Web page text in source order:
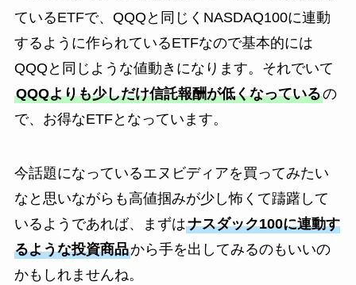
ているETFで、QQQと同じくNASDAQ100に連動
するように作られているETFなので基本的には
QQQと同じような値動きになります。それでいて
QQQよりも少しだけ信託報酬が低くなっているの
で、お得なETFとなっています。
今話題になっているエヌビディアを買ってみたい
なと思いながらも高値掴みが少し怖くて躊躇して
いるようであれば、まずはナスダック100に連動す
るような投資商品から手を出してみるのもいいの
かもしれませんね。